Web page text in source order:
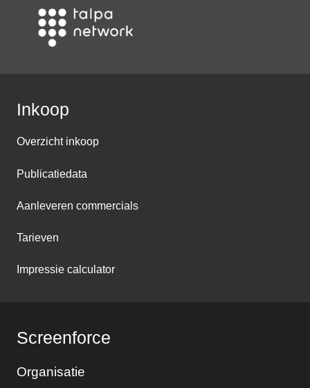
Inkoop
Overzicht inkoop
Publicatiedata
Aanleveren commercials
Tarieven
Impressie calculator
Screenforce
Organisatie